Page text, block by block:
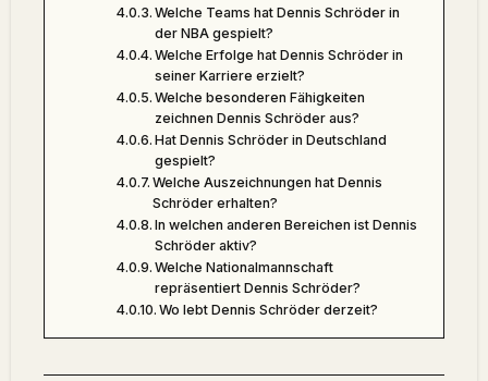
Welche Teams hat Dennis Schröder in
der NBA gespielt?
Welche Erfolge hat Dennis Schröder in
seiner Karriere erzielt?
Welche besonderen Fähigkeiten
zeichnen Dennis Schröder aus?
Hat Dennis Schröder in Deutschland
gespielt?
Welche Auszeichnungen hat Dennis
Schröder erhalten?
In welchen anderen Bereichen ist Dennis
Schröder aktiv?
Welche Nationalmannschaft
repräsentiert Dennis Schröder?
Wo lebt Dennis Schröder derzeit?